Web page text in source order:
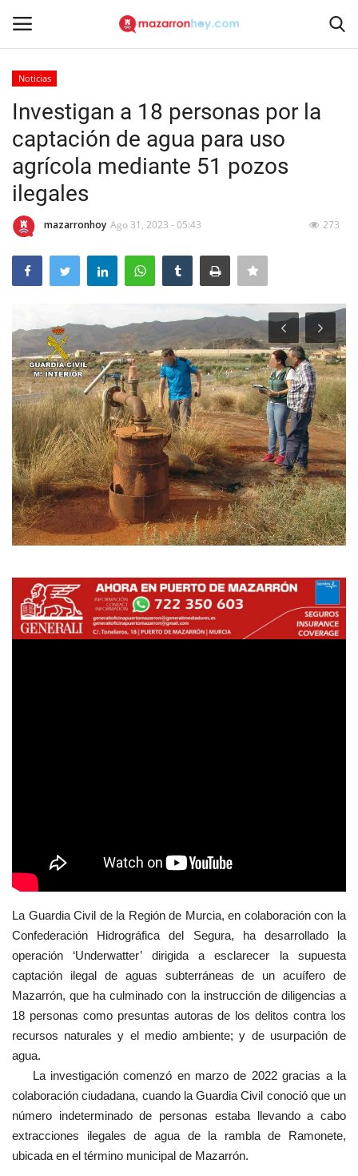
Inicio
Contacto
Noticias
Mazarrón Hoy
Reportajes
Empresas
Mapa de Mazarrón
Vídeos
Galerías
Contacto
Empresas
Noticias
Investigan a 18 personas por la
captación de agua para uso
agrícola mediante 51 pozos
ilegales
mazarronhoy Ago 31, 2023 - 05:43 273
La Guardia Civil de la Región de Murcia, en colaboración con la
Confederación Hidrográfica del Segura, ha desarrollado la
operación ‘Underwatter’ dirigida a esclarecer la supuesta
captación ilegal de aguas subterráneas de un acuífero de
Mazarrón, que ha culminado con la instrucción de diligencias a
18 personas como presuntas autoras de los delitos contra los
recursos naturales y el medio ambiente; y de usurpación de
agua.
La investigación comenzó en marzo de 2022 gracias a la
colaboración ciudadana, cuando la Guardia Civil conoció que un
número indeterminado de personas estaba llevando a cabo
extracciones ilegales de agua de la rambla de Ramonete,
ubicada en el término municipal de Mazarrón.